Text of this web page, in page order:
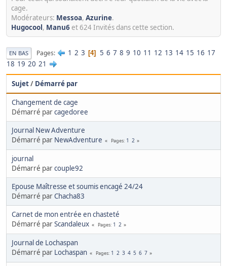
cage.
Modérateurs: Messoa, Azurine.
Hugocool, Manu6 et 624 Invités dans cette section.
EN BAS Pages 1 2 3 4 5 6 7 8 9 10 11 12 13 14 15 16 17
18 19 20 21
Sujet/ Démarré par
Changement de cage
Démarré parcagedoree
Journal New Adventure
Démarré par NewAdventure Pages 1 2
journal
Démarré parcouple92
Epouse Maîtresse et soumis encagé 24/24
Démarré parChacha83
Carnet de mon entrée en chasteté
Démarré parScandaleux Pages 1 2
Journal de Lochaspan
Démarré par Lochaspan Pages 1 2 3 4 5 6 7